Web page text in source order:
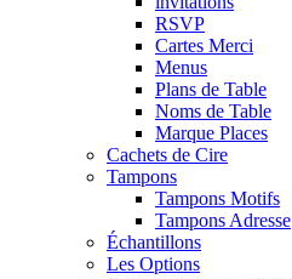
RSVP
Cartes Merci
Menus
Plans de Table
Noms de Table
Marque Places
Cachets de Cire
Tampons
Tampons Motifs
Tampons Adresse
Échantillons
Les Options